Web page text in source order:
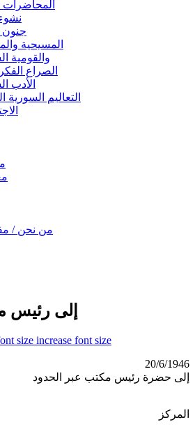
المحاضرات
جنون
المسيحية
والقومية
الصراع
الأدب
التعاليم السورية
من نحن /
إلى رئيس
size increase font size
20/6/1946
إلى حضرة رئيس مكتب عبر الحدود
المركز